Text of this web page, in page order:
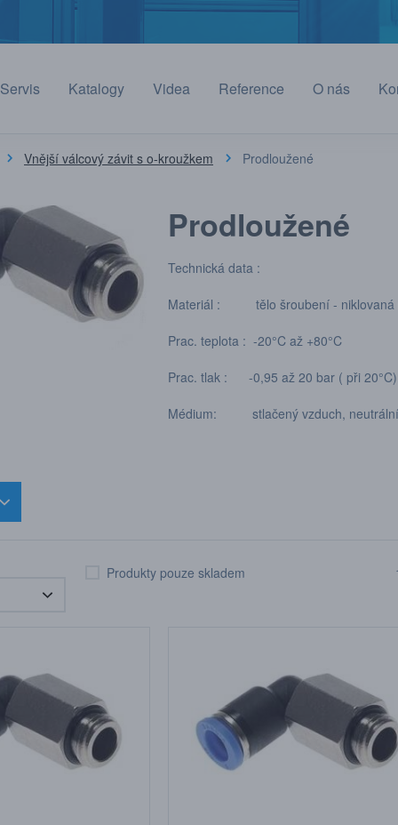
Servis Katalogy Videa Reference O nás
Vnější válcový závit s o-kroužkem Prodloužené
Prodloužené
Technická data :
Materiál : tělo šroubení - niklovaná
Prac. teplota : -20°C až +80°C
Prac. tlak : -0,95 až 20 bar ( při 20°C)
Médium: stlačený vzduch, neutrální
Produkty pouze skladem